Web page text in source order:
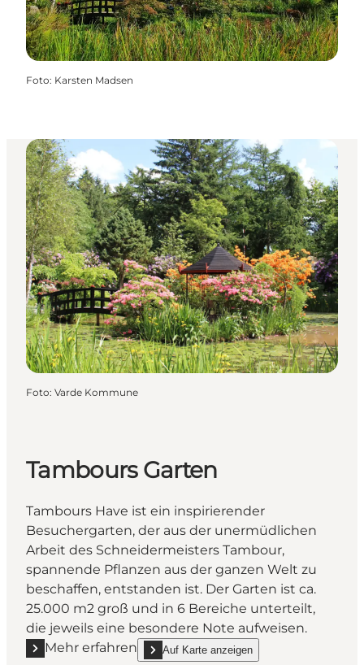
Foto: Karsten Madsen
Foto: Varde Kommune
Tambours Garten
Tambours Have ist ein inspirierender
Besuchergarten, der aus der unermüdlichen
Arbeit des Schneidermeisters Tambour,
spannende Pflanzen aus der ganzen Welt zu
beschaffen, entstanden ist. Der Garten ist ca.
25.000 m2 groß und in 6 Bereiche unterteilt,
die jeweils eine besondere Note aufweisen.
Mehr erfahren
Mehr erfahren "Tambours Garten"
Auf Karte anzeigen
show Tambours Garten on_map